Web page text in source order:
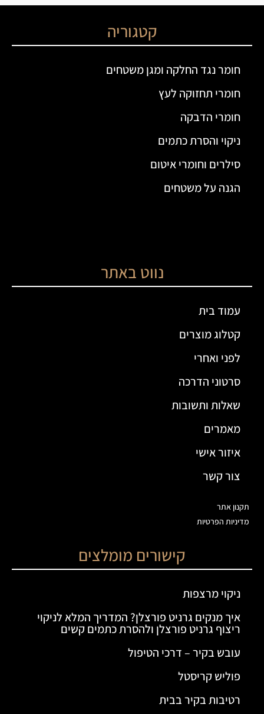
קטגוריה
חומר נגד החלקה ומגן משטחים
חומרי תחזוקה לעץ
חומרי הדבקה
ניקוי והסרת כתמים
סילרים וחומרי איטום
הגנה על משטחים
נווט באתר
עמוד בית
קטלוג מוצרים
לפני ואחרי
סרטוני הדרכה
שאלות ותשובות
מאמרים
איזור אישי
צור קשר
תקנון אתר
מדיניות הפרטיות
קישורים מומלצים
ניקוי מרצפות
איך מנקים גרניט פורצלן? המדריך המלא לניקוי
ריצוף גרניט פורצלן ולהסרת כתמים קשים
עובש בקיר – דרכי הטיפול
פוליש קריסטל
רטיבות בקיר בבית